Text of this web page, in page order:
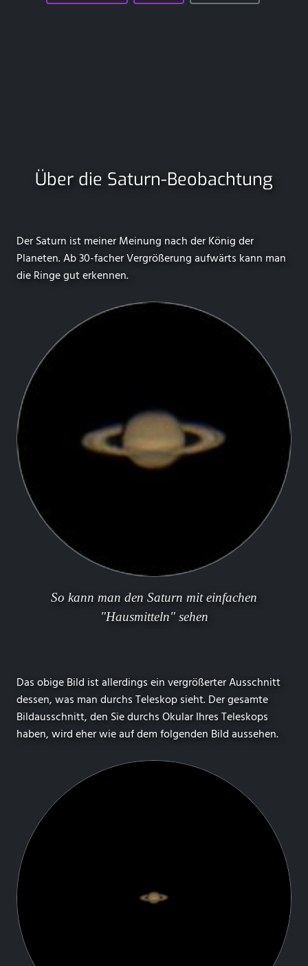
Über die Saturn-Beobachtung
Der Saturn ist meiner Meinung nach der König der
Planeten. Ab 30-facher Vergrößerung aufwärts kann man
die Ringe gut erkennen.
So kann man den Saturn mit einfachen
"Hausmitteln" sehen
Das obige Bild ist allerdings ein vergrößerter Ausschnitt
dessen, was man durchs Teleskop sieht. Der gesamte
Bildausschnitt, den Sie durchs Okular Ihres Teleskops
haben, wird eher wie auf dem folgenden Bild aussehen.